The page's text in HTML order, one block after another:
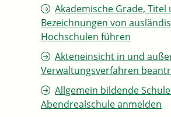
Akademische Grade, Titel
Bezeichnungen von
Hochschulen führen
Akteneinsicht in und
Verwaltungsverfahren
Allgemein bildende
Abendrealschule anmelden